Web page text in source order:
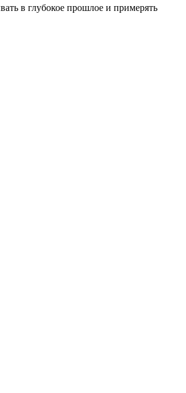
в глубокое прошлое и примерять